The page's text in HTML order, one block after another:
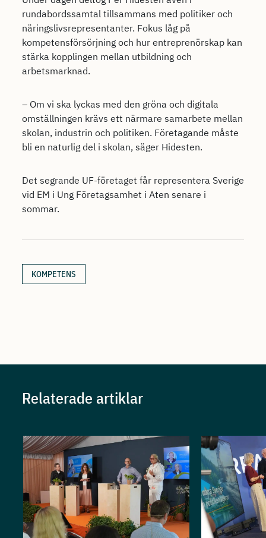
rundabordssamtal tillsammans med politiker och
näringslivsrepresentanter. Fokus låg på
kompetensförsörjning och hur entreprenörskap kan
stärka kopplingen mellan utbildning och
arbetsmarknad.
– Om vi ska lyckas med den gröna och digitala
omställningen krävs ett närmare samarbete mellan
skolan, industrin och politiken. Företagande måste
bli en naturlig del i skolan, säger Hidesten.
Det segrande UF-företaget får representera Sverige
vid EM i Ung Företagsamhet i Aten senare i
sommar.
KOMPETENS
Relaterade artiklar